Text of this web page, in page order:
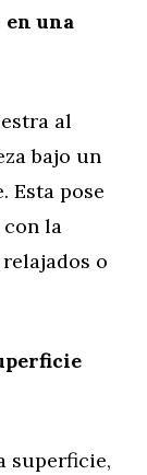
en una
al
bajo un
Esta pose
la
o
superficie,